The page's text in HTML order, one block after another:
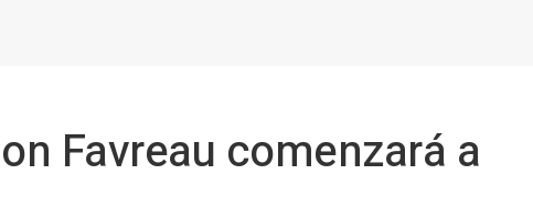
Favreau comenzará a